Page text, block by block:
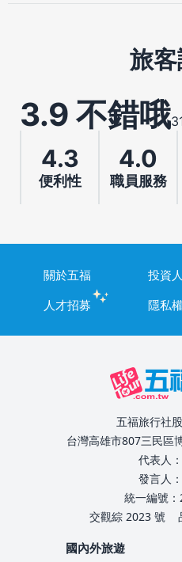
旅
3.9 不錯哦
4.3
便利性
4.0
職員服務
關於五福 投資
人才招募
隱私
五福旅行社
台灣高雄市807三民區
代表人
發言人
統一編號
交觀綜 2023 號
國內外旅遊